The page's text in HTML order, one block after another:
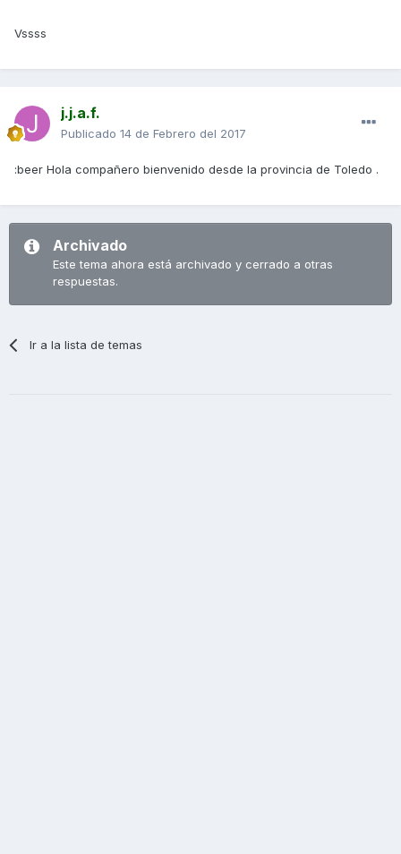
Vssss
j.j.a.f.
Publicado 14 de Febrero del 2017
:beer Hola compañero bienvenido desde la provincia de Toledo .
Archivado
Este tema ahora está archivado y cerrado a otras
respuestas.
Ir a la lista de temas